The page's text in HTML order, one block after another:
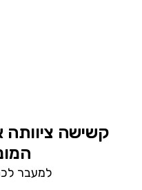
קשישה
למעבר